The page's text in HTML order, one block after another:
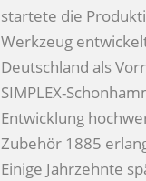
startete die
Werkzeug
Deutschland als
SIMPLEX-
Entwicklung
Zubehör 1885
Einige Jahrzehnte